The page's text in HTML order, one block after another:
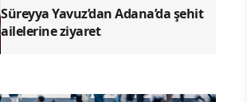
Süreyya Yavuz’dan Adana’da şehit
ailelerine ziyaret